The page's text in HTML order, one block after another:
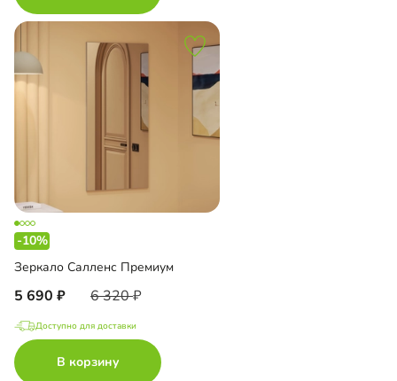
-10%
Зеркало Салленс Премиум
5 690 6 320
Доступно для доставки
В корзину